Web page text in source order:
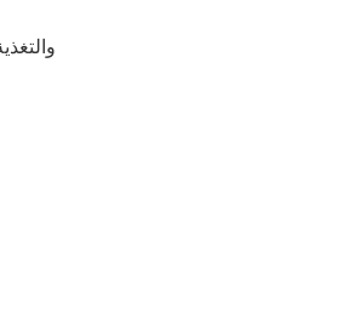
،